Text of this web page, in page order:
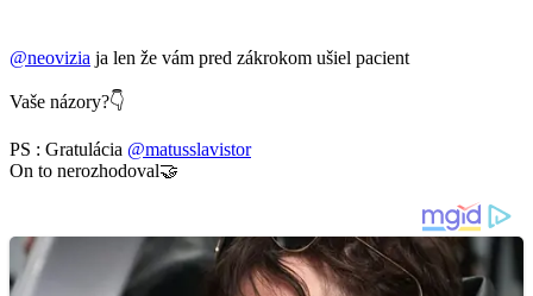
@neovizia ja len že vám pred zákrokom ušiel pacient
Vaše názory?👇
PS : Gratulácia @matusslavistor
On to nerozhodoval🤝